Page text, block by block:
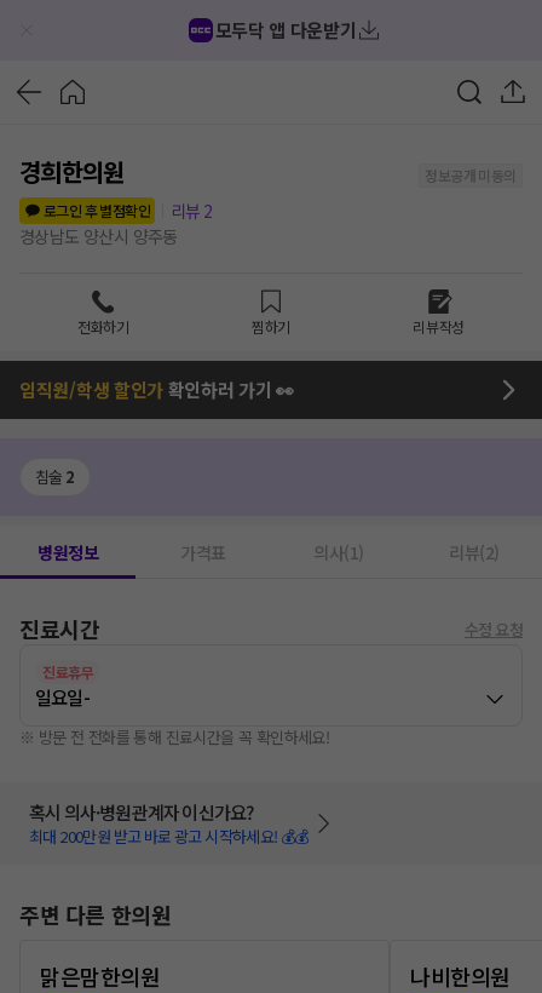
모두닥 앱 다운받기
경희한의원
정보공개 미동의
로그인 후 별점확인
리뷰 2
경상남도 양산시 양주동
전화하기 찜하기 리뷰작성
임직원/학생 할인가확인하러 가기 👀
침술 2
병원정보 가격표 의사(1) 리뷰(2)
진료시간 수정 요청
진료휴무
일요일-
※ 방문 전 전화를 통해 진료시간을 꼭 확인하세요!
혹시 의사·병원관계자 이신가요?
최대 200만원 받고 바로 광고 시작하세요! 💰💰
주변 다른 한의원
맑은맘한의원
나비한의원